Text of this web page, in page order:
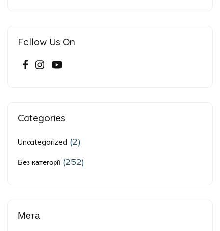
Follow Us On
Categories
Uncategorized (2)
Без категорії (252)
Мета